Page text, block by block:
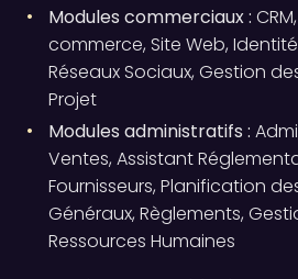
Modules commerciaux :
commerce, Site Web,
Réseaux Sociaux, Gestion
Projet
Modules administratifs :
Ventes, Assistant
Fournisseurs, Planification
Généraux, Règlements,
Ressources Humaines